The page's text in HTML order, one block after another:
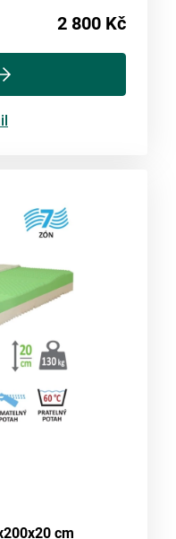
2 800 Kč
cm